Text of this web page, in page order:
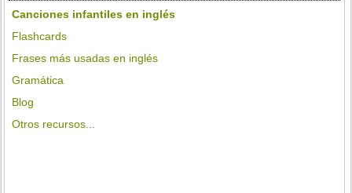
Canciones infantiles en inglés
Flashcards
Frases más usadas en inglés
Gramática
Blog
Otros recursos...